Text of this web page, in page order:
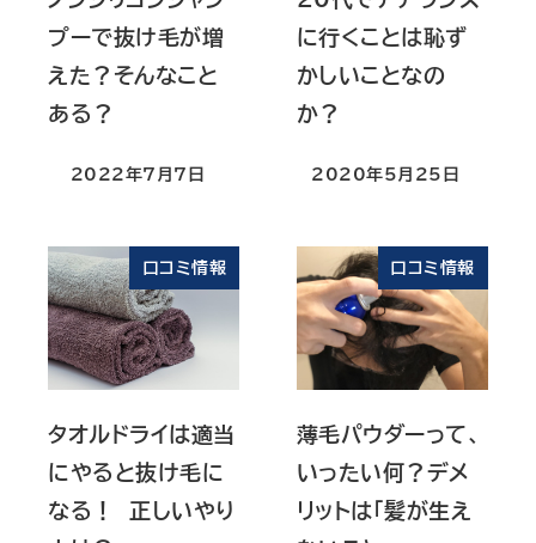
プーで抜け毛が増
えた？そんなこと
ある？
2022年7月7日
に行くことは恥ず
かしいことなの
か？
2020年5月25日
口コミ情報
タオルドライは適当
にやると抜け毛に
なる！ 正しいやり
口コミ情報
薄毛パウダーって、
いったい何？デメ
リットは「髪が生え